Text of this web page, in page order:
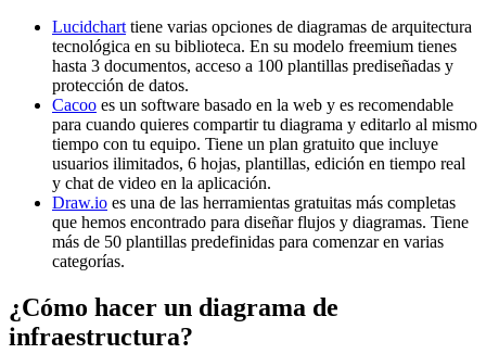
Lucidchart tiene varias opciones de diagramas de arquitectura
tecnológica en su biblioteca. En su modelo freemium tienes
hasta 3 documentos, acceso a 100 plantillas prediseñadas y
protección de datos.
Cacoo es un software basado en la web y es recomendable
para cuando quieres compartir tu diagrama y editarlo al mismo
tiempo con tu equipo. Tiene un plan gratuito que incluye
usuarios ilimitados, 6 hojas, plantillas, edición en tiempo real
y chat de video en la aplicación.
Draw.io es una de las herramientas gratuitas más completas
que hemos encontrado para diseñar flujos y diagramas. Tiene
más de 50 plantillas predefinidas para comenzar en varias
categorías.
¿Cómo hacer un diagrama de
infraestructura?